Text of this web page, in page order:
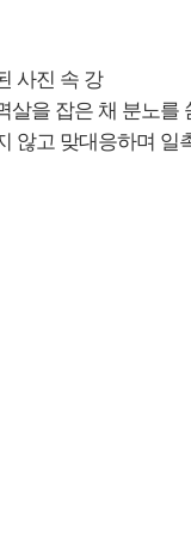
사진 속 강
살을 잡은 채 분노를
않고 맞대응하며 일